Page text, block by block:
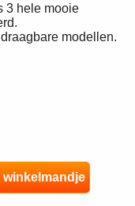
3 hele mooie
modellen.